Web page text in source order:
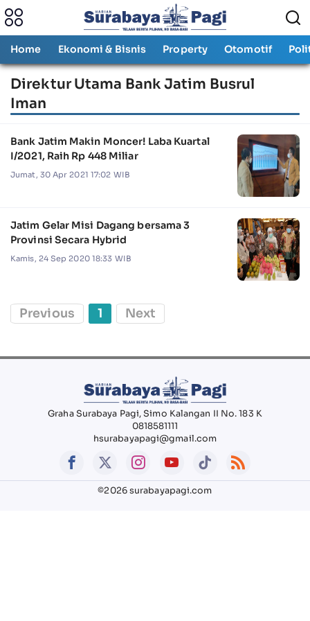
Home Ekonomi & Bisnis Property Otomotif
Direktur Utama Bank Jatim Busrul
Iman
Bank Jatim Makin Moncer! Laba Kuartal
I/2021, Raih Rp 448 Miliar
Jumat, 30 Apr 2021 17:02 WIB
Jatim Gelar Misi Dagang bersama 3
Provinsi Secara Hybrid
Kamis, 24 Sep 2020 18:33 WIB
Previous 1 Next
Graha Surabaya Pagi, Simo Kalangan II No. 183 K
0818581111
hsurabayapagi@gmail.com
©2026 surabayapagi.com